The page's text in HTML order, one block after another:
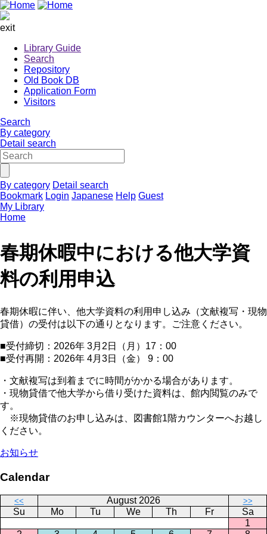
exit
Library Guide
Search
Repository
Old Book DB
Application Form
Visitors
Search
By category
Detail search
By category Detail search
Bookmark Login Japanese Help Guest
My Library
Home
春期休暇中における他大学資
料の利用申込
春期休暇に伴い、他大学資料の利用申し込み（文献複写・現物
貸借）の受付は以下の通りとなります。ご注意ください。
■受付締切：2026年 3月2日（月）17：00
■受付再開：2026年 4月3日（金） 9：00
・文献複写は到着までに時間がかかる場合があります。
・現物貸借で他大学から借り受けた資料は、館内閲覧のみで
す。
※現物貸借のお申し込みは、図書館1階カウンターへお越し
ください。
お知らせ
Calendar
<< August 2026 >>
Su Mo Tu We Th Fr
Sa
1